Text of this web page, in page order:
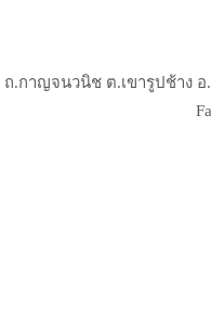
ถ.กาญจนวนิช ต.เขารูปช้าง อ.